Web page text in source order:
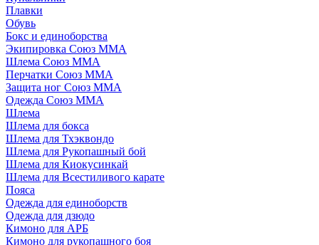
Плавки
Обувь
Бокс и единоборства
Экипировка Союз ММА
Шлема Союз ММА
Перчатки Союз ММА
Защита ног Союз ММА
Одежда Союз ММА
Шлема
Шлема для бокса
Шлема для Тхэквондо
Шлема для Рукопашный бой
Шлема для Киокусинкай
Шлема для Всестиливого карате
Пояса
Одежда для единоборств
Одежда для дзюдо
Кимоно для АРБ
Кимоно для рукопашного боя